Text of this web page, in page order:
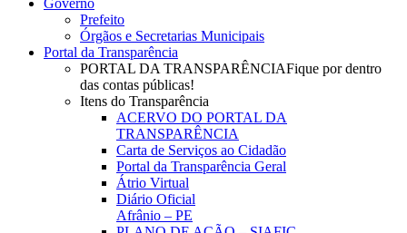
Governo
Prefeito
Órgãos e Secretarias Municipais
Portal da Transparência
PORTAL DA TRANSPARÊNCIAFique por dentro
das contas públicas!
Itens do Transparência
ACERVO DO PORTAL DA
TRANSPARÊNCIA
Carta de Serviços ao Cidadão
Portal da Transparência Geral
Átrio Virtual
Diário Oficial
Afrânio – PE